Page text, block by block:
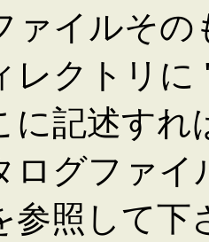
ァイルそ
レクトリ
に記述す
ログファイ
参照して下